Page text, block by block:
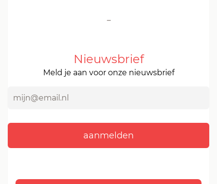
-
Nieuwsbrief
Meld je aan voor onze nieuwsbrief